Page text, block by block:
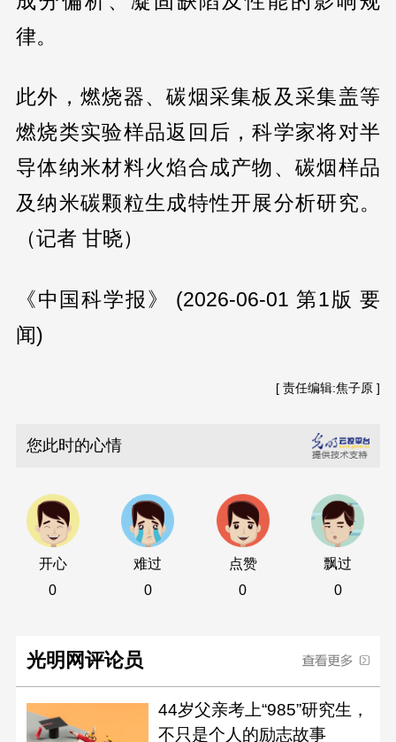
律。
此外，燃烧器、碳烟采集板及采集盖等
燃烧类实验样品返回后，科学家将对半
导体纳米材料火焰合成产物、碳烟样品
及纳米碳颗粒生成特性开展分析研究。
（记者 甘晓）
《中国科学报》 (2026-06-01 第1版 要
闻)
[ 责任编辑:焦子原 ]
您此时的心情
开心
0
难过
0
点赞
0
飘过
0
光明网评论员
44岁父亲考上“985”研究生，
不只是个人的励志故事